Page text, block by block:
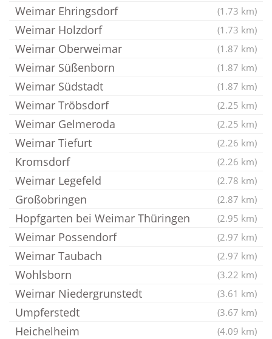
Weimar Ehringsdorf (1.73 km)
Weimar Holzdorf (1.73 km)
Weimar Oberweimar (1.87 km)
Weimar Süßenborn (1.87 km)
Weimar Südstadt (1.87 km)
Weimar Tröbsdorf (2.25 km)
Weimar Gelmeroda (2.25 km)
Weimar Tiefurt (2.26 km)
Kromsdorf (2.26 km)
Weimar Legefeld (2.78 km)
Großobringen (2.87 km)
Hopfgarten bei Weimar Thüringen (2.95 km)
Weimar Possendorf (2.97 km)
Weimar Taubach (2.97 km)
Wohlsborn (3.22 km)
Weimar Niedergrunstedt (3.61 km)
Umpferstedt (3.67 km)
Heichelheim (4.09 km)